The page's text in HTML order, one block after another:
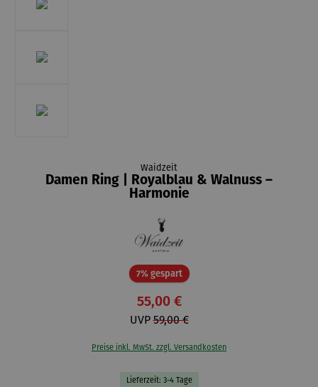
Waidzeit
Damen Ring | Royalblau & Walnuss –
Harmonie
7% gespartRabatt
55,00 €
UVP59,00 €
Preise inkl. MwSt. zzgl. Versandkosten
Lieferzeit: 3-4 Tage